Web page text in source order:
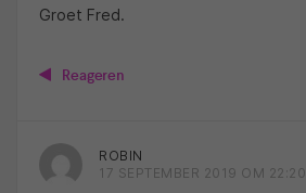
Groet Fred.
Reageren
ROBIN
17 SEPTEMBER 2019 OM 22:20